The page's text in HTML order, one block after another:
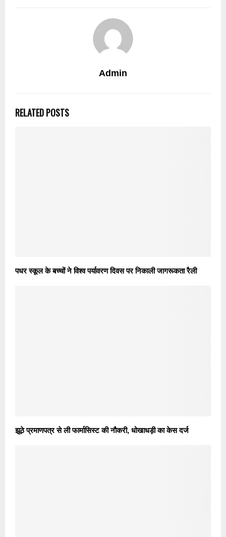
Admin
RELATED POSTS
पधर स्कूल के बच्चों ने विश्व पर्यावरण दिवस पर निकाली जागरूकता रैली
झूठे प्रमाणपत्र से ली फार्मासिस्ट की नौकरी, धोखाधड़ी का केस दर्ज